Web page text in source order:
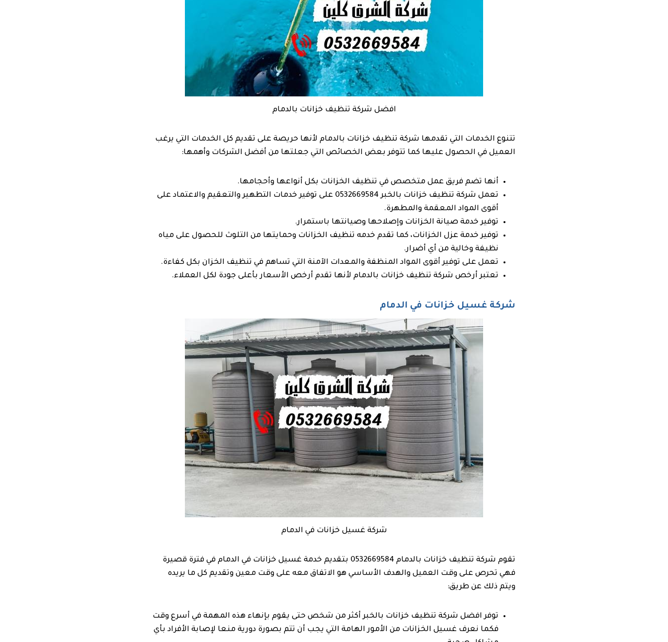
افضل شركة تنظيف خزانات بالدمام
تتنوع الخدمات التي تقدمها شركة تنظيف خزانات بالدمام لأنها حريصة على تقديم كل الخدمات التي يرغب
العميل في الحصول عليها كما تتوفر بعض الخصائص التي جعلتها من أفضل الشركات وأهمها:
أنها تضم فريق عمل متخصص في تنظيف الخزانات بكل أنواعها وأحجامها.
تعمل شركة تنظيف خزانات بالخبر 0532669584 على توفير خدمات التطهير والتعقيم والاعتماد على
أقوى المواد المعقمة والمطهرة.
توفير خدمة صيانة الخزانات وإصلاحها وصيانتها باستمرار.
توفير خدمة عزل الخزانات، كما تقدم خدمه تنظيف الخزانات وحمايتها من التلوث للحصول على مياه
نظيفة وخالية من أي أضرار.
تعمل على توفير أقوى المواد المنظفة والمعدات الآمنة التي تساهم في تنظيف الخزان بكل كفاءة.
تعتبر أرخص شركة تنظيف خزانات بالدمام لأنها تقدم أرخص الأسعار بأعلى جودة لكل العملاء.
شركة غسيل خزانات في الدمام
شركة غسيل خزانات في الدمام
تقوم شركة تنظيف خزانات بالدمام 0532669584 بتقديم خدمة غسيل خزانات في الدمام في فترة قصيرة
فهي تحرص على وقت العميل والهدف الأساسي هو الاتفاق معه على وقت معين وتقديم كل ما يريده
ويتم ذلك عن طريق:
توفر افضل شركة تنظيف خزانات بالخبر أكثر من شخص حتى يقوم بإنهاء هذه المهمة في أسرع وقت
فكما نعرف غسيل الخزانات من الأمور الهامة التي يجب أن تتم بصورة دورية منعا لإصابة الأفراد بأي